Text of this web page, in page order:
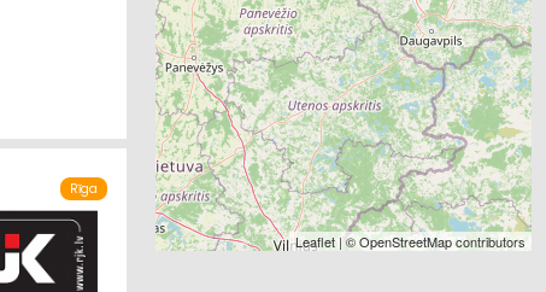
Rīga
Leaflet | ©OpenStreetMapcontributors